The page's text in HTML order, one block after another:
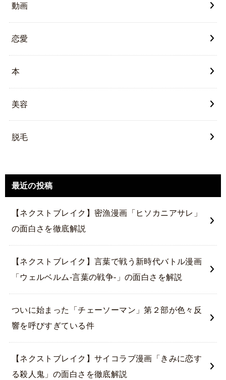
動画
恋愛
本
美容
脱毛
最近の投稿
【ネクストブレイク】密漁漫画「ヒソカニアサレ」
の面白さを徹底解説
【ネクストブレイク】言葉で戦う新時代バトル漫画
「ウェルベルム-言葉の戦争-」の面白さを解説
ついに始まった「チェーソーマン」第２部が色々反
響を呼びすぎている件
【ネクストブレイク】サイコラブ漫画「きみに恋す
る殺人鬼」の面白さを徹底解説